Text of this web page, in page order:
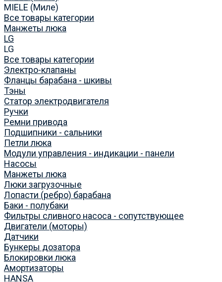
MIELE (Миле)
Все товары категории
Манжеты люка
LG
LG
Все товары категории
Электро-клапаны
Фланцы барабана - шкивы
Тэны
Статор электродвигателя
Ручки
Ремни привода
Подшипники - сальники
Петли люка
Модули управления - индикации - панели
Насосы
Манжеты люка
Люки загрузочные
Лопасти (ребро) барабана
Баки - полубаки
Фильтры сливного насоса - сопутствующее
Двигатели (моторы)
Датчики
Бункеры дозатора
Блокировки люка
Амортизаторы
HANSA